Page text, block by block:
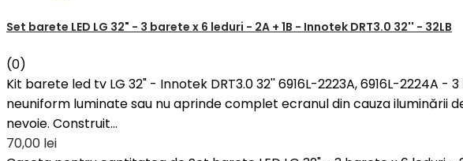
Set barete LED LG 32" - 3 barete x 6 leduri - 2A + 1B - Innotek DRT3.0 32'' - 32LB
(0)
Kit barete led tv LG 32" - Innotek DRT3.0 32'' 6916L-2223A, 6916L-2224A
neuniform luminate sau nu aprinde complet ecranul din cauza iluminării
nevoie. Construit...
70,00 lei